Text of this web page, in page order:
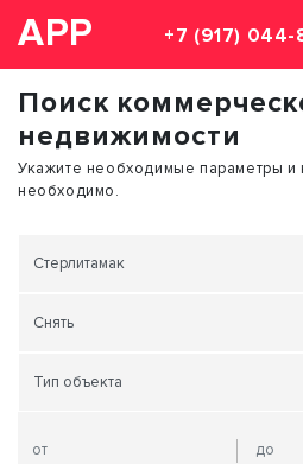
АРР +7 (917) 044-
Поиск
недвижимости
Укажите необходимые параметры и
необходимо.
Стерлитамак
Снять
Тип объекта